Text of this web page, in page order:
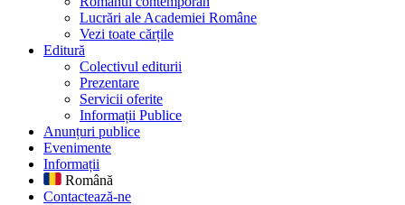
Lucrări ale Academiei Române
Vezi toate cărțile
Editură
Colectivul editurii
Prezentare
Servicii oferite
Informații Publice
Anunțuri publice
Evenimente
Informații
Română
Contactează-ne